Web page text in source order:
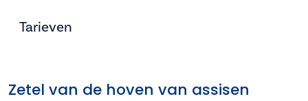
Tarieven
Zetel van de hoven van assisen